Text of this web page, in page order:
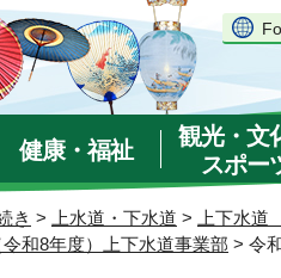
健康・福祉
観光・文
スポー
き > 上水道・下水道 > 上下水
和8年度）上下水道事業部 > 令